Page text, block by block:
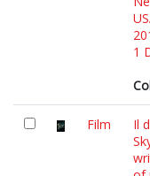
1
Film
Il